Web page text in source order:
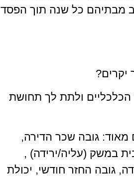
מבתיהם כל שנה תוך הפסד
יקרים?
ולתת לך תחושת
גובה שכר הדירה,
במשק (עליה/ירידה) ,
גובה החזר חודשי, יכולת